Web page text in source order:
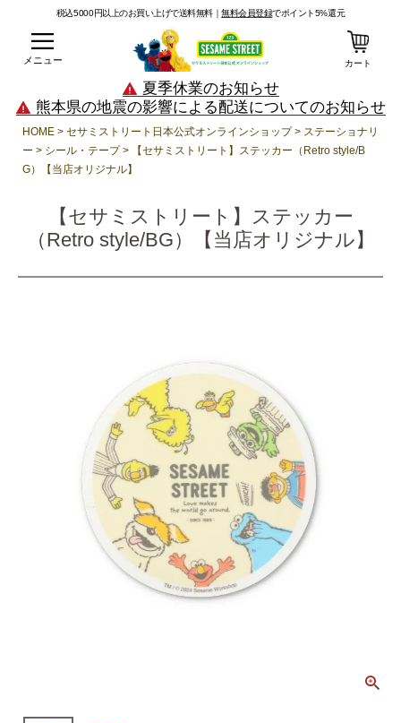
税込5000円以上のお買い上げで送料無料｜無料会員登録でポイント5%還元
メニュー カート
夏季休業のお知らせ
熊本県の地震の影響による配送についてのお知らせ
HOME セサミストリート日本公式オンラインショップ
ステーショナリ
ー
シール・テープ
【セサミストリート】ステッカー（Retro style/B
G）【当店オリジナル】
【セサミストリート】ステッカー
（Retro style/BG）【当店オリジナル】